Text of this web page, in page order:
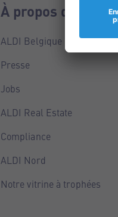
À propos de nous
ALDI Belgique
Presse
Jobs
ALDI Real Estate
Compliance
ALDI Nord
Notre vitrine à trophées